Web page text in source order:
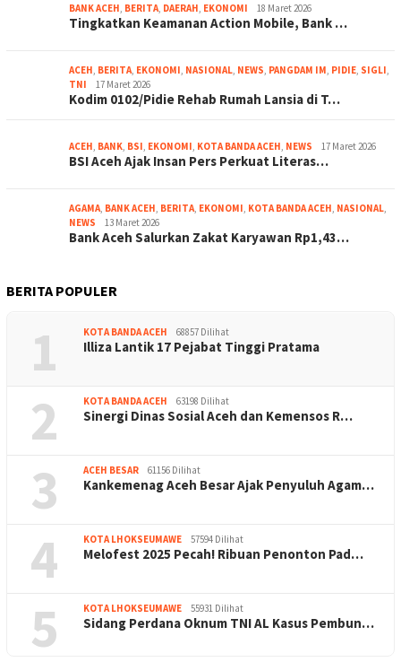
BANK ACEH, BERITA, DAERAH, EKONOMI 18 Maret 2026
Tingkatkan Keamanan Action Mobile, Bank …
ACEH, BERITA, EKONOMI, NASIONAL, NEWS, PANGDAM IM, PIDIE, SIGLI,
TNI
17 Maret 2026
Kodim 0102/Pidie Rehab Rumah Lansia di T…
ACEH, BANK, BSI, EKONOMI, KOTA BANDA ACEH, NEWS 17 Maret 2026
BSI Aceh Ajak Insan Pers Perkuat Literas…
AGAMA, BANK ACEH, BERITA, EKONOMI, KOTA BANDA ACEH, NASIONAL,
NEWS
13 Maret 2026
Bank Aceh Salurkan Zakat Karyawan Rp1,43…
BERITA POPULER
1 KOTA BANDA ACEH 68857 Dilihat
Illiza Lantik 17 Pejabat Tinggi Pratama
2 KOTA BANDA ACEH 63198 Dilihat
Sinergi Dinas Sosial Aceh dan Kemensos R…
3 ACEH BESAR 61156 Dilihat
Kankemenag Aceh Besar Ajak Penyuluh Agam…
4 KOTA LHOKSEUMAWE 57594 Dilihat
Melofest 2025 Pecah! Ribuan Penonton Pad…
5 KOTA LHOKSEUMAWE 55931 Dilihat
Sidang Perdana Oknum TNI AL Kasus Pembun…